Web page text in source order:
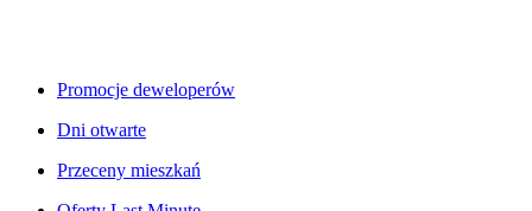
Promocje deweloperów
Dni otwarte
Przeceny mieszkań